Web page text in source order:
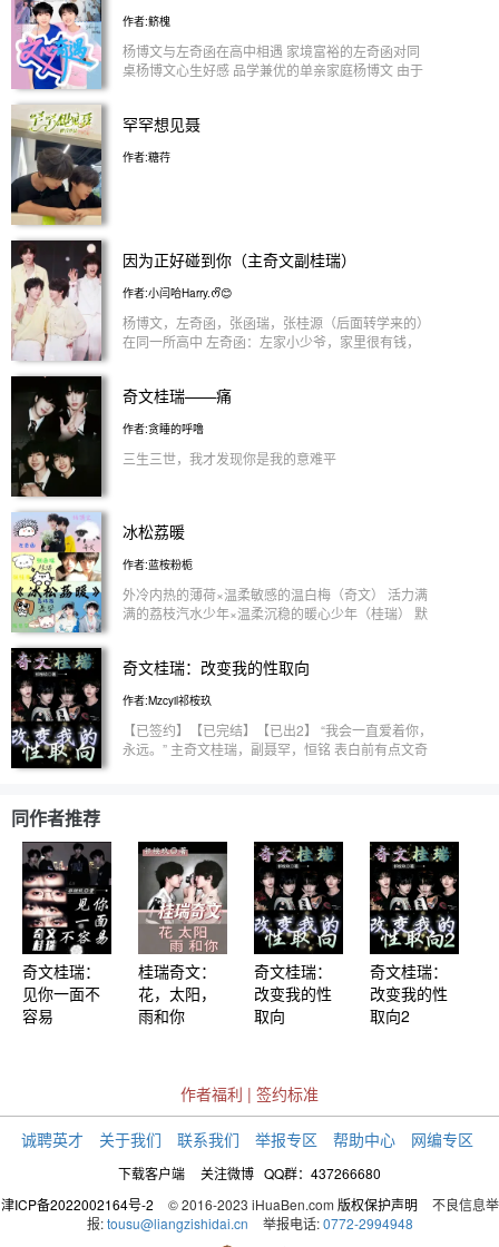
作者:鲚槐
杨博文与左奇函在高中相遇 家境富裕的左奇函对同
桌杨博文心生好感 品学兼优的单亲家庭杨博文 由于
好 对同桌左奇函无微不至的照顾也心生好感 但是家
中毕业 两人也都没开口 再次的遇见是在便利店 趁课
费用高达上千块 杨博文只能每天拼命的兼职 才能勉
博文看着母亲的遗体 … 于是 将母亲安葬在公共墓地
上 这时 一把伞撑在他的头上…
罕罕想见聂
作者:糖荇
因为正好碰到你（主奇文副桂瑞）
作者:小闫哈Harry.ᰔᩚ😊
杨博文，左奇函，张函瑞，张桂源（后面转学来的）
在同一所高中 左奇函：左家小少爷，家里很有钱，
长得白白的很好看，学习很好，年级第一和张函瑞是
也挺好，年级第二和杨博文是好闺蜜 张桂源：龙家
小少爷，家里非常有钱，学习不咋地，但是打架也挺
博文）
奇文桂瑞——痛
作者:贪睡的呼噜
三生三世，我才发现你是我的意难平
冰松荔暖
作者:蓝桉粉栀
外冷内热的薄荷×温柔敏感的温白梅（奇文） 活力满
满的荔枝汽水少年×温柔沉稳的暖心少年（桂瑞） 默
奇文桂瑞：改变我的性取向
作者:Mzcyil祁桉玖
【已签约】【已完结】【已出2】 “我会一直爱着你，
永远。” 主奇文桂瑞，副聂罕，恒铭 表白前有点文奇
同作者推荐
奇文桂瑞：
见你一面不
容易
桂瑞奇文：
花，太阳，
雨和你
奇文桂瑞：
改变我的性
取向
奇文桂瑞：
改变我的性
取向2
作者福利 | 签约标准
诚聘英才 关于我们 联系我们 举报专区 帮助中心 网编专区
下载客户端 关注微博 QQ群：437266680
津ICP备2022002164号-2
© 2016-2023 iHuaBen.com 版权保护声明
不良信息举
报: tousu@liangzishidai.cn 举报电话: 0772-2994948